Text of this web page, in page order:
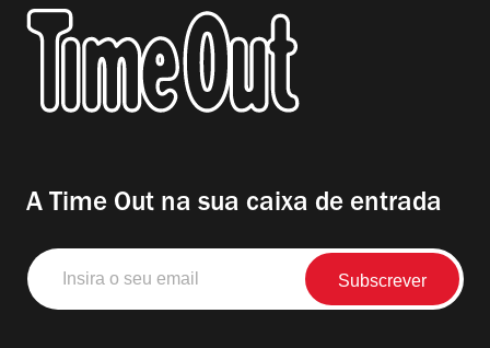
A Time Out na sua caixa de entrada
Insira
o
seu